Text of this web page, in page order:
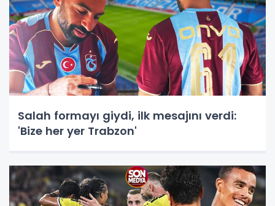
Salah formayı giydi, ilk mesajını verdi:
'Bize her yer Trabzon'